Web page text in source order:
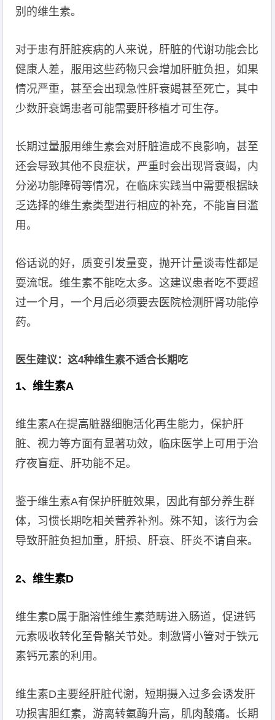
别的维生素。
对于患有肝脏疾病的人来说，肝脏的代谢功能会比
健康人差，服用这些药物只会增加肝脏负担，如果
情况严重，甚至会出现急性肝衰竭甚至死亡，其中
少数肝衰竭患者可能需要肝移植才可生存。
长期过量服用维生素会对肝脏造成不良影响，甚至
还会导致其他不良症状，严重时会出现肾衰竭，内
分泌功能障碍等情况，在临床实践当中需要根据缺
乏选择的维生素类型进行相应的补充，不能盲目滥
用。
俗话说的好，质变引发量变，抛开计量谈毒性都是
耍流氓。维生素不能吃太多。这建议患者吃不要超
过一个月，一个月后必须要去医院检测肝肾功能停
药。
医生建议：这4种维生素不适合长期吃
1、维生素A
维生素A在提高脏器细胞活化再生能力，保护肝
脏、视力等方面有显著功效，临床医学上可用于治
疗夜盲症、肝功能不足。
鉴于维生素A有保护肝脏效果，因此有部分养生群
体，习惯长期吃相关营养补剂。殊不知，该行为会
导致肝脏负担加重，肝损、肝衰、肝炎不请自来。
2、维生素D
维生素D属于脂溶性维生素范畴进入肠道，促进钙
元素吸收转化至骨骼关节处。刺激肾小管对于铁元
素钙元素的利用。
维生素D主要经肝脏代谢，短期摄入过多会诱发肝
功损害胆红素，游离转氨酶升高，肌肉酸痛。长期